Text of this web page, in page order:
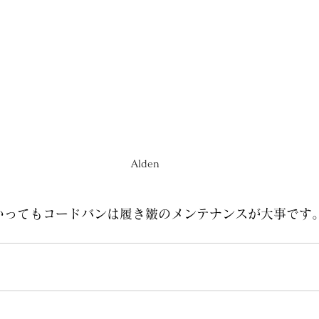
Alden
ってもコードバンは履き皺のメンテナンスが大事です